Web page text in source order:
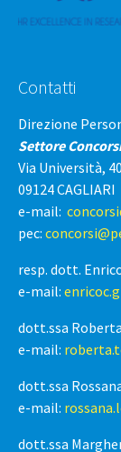
Contatti
Direzione
Settore
Via Università,
09124 CAGLIARI
e-mail:
pec:
resp. dott.
e-mail:
dott.ssa
e-mail:
dott.ssa
e-mail:
dott.ssa